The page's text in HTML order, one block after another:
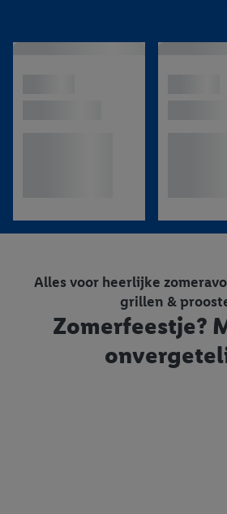
Alles voor heerlijke
grillen &
Zomerfeestje?